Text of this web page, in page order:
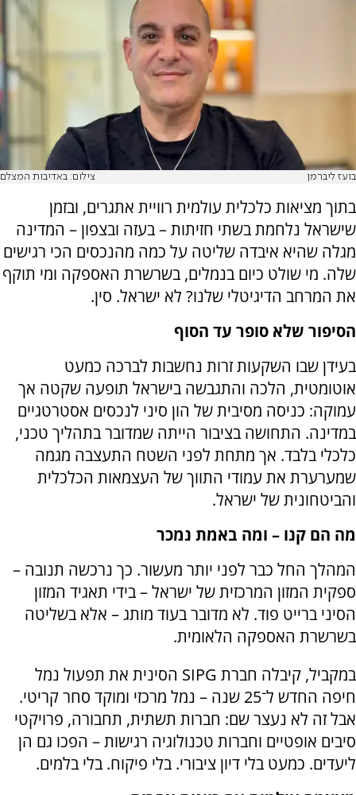
בועז ליברמן צילום: באדיבות המצלם
בתוך מציאות כלכלית עולמית רוויית אתגרים, ובזמן
שישראל נלחמת בשתי חזיתות – בעזה ובצפון – המדינה
מגלה שהיא איבדה שליטה על כמה מהנכסים הכי רגישים
שלה. מי שולט כיום בנמלים, בשרשרת האספקה ומי תוקף
את המרחב הדיגיטלי שלנו? לא ישראל. סין.
הסיפור שלא סופר עד הסוף
בעידן שבו השקעות זרות נחשבות לברכה כמעט
אוטומטית, הלכה והתגבשה בישראל תופעה שקטה אך
עמוקה: כניסה מסיבית של הון סיני לנכסים אסטרטגיים
במדינה. התחושה בציבור הייתה שמדובר בתהליך טכני,
כלכלי בלבד. אך מתחת לפני השטח התעצבה מגמה
שמערערת את עמודי התווך של העצמאות הכלכלית
והביטחונית של ישראל.
מה הם קנו – ומה באמת נמכר
המהלך החל כבר לפני יותר מעשור. כך נרכשה תנובה –
ספקית המזון המרכזית של ישראל – בידי תאגיד המזון
הסיני ברייט פוד. לא מדובר בעוד מותג – אלא בשליטה
בשרשרת האספקה הלאומית.
במקביל, קיבלה חברת SIPG הסינית את תפעול נמל
חיפה החדש ל־25 שנה – נמל מרכזי ומוקד סחר קריטי.
אבל זה לא נעצר שם: חברות תשתית, תחבורה, פרויקטי
סיבים אופטיים וחברות טכנולוגיה רגישות – הפכו גם הן
ליעדים. כמעט בלי דיון ציבורי. בלי פיקוח. בלי בלמים.